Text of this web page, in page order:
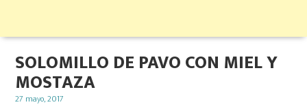
SOLOMILLO DE PAVO CON MIEL Y
MOSTAZA
Posted
27 mayo, 2017